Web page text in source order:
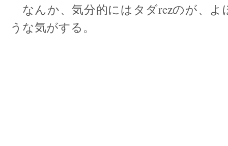
なんか、気分的にはタダrezのが、よ
うな気がする。